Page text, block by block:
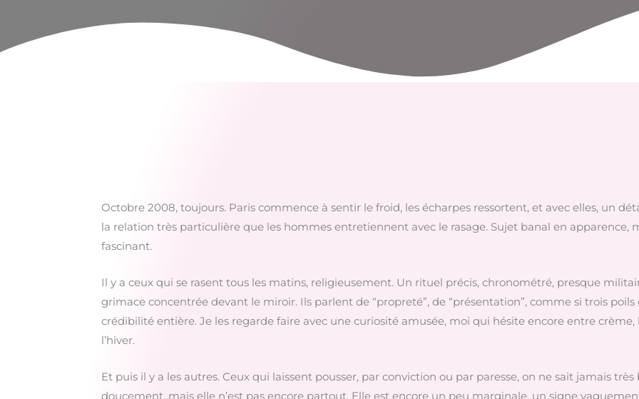
Octobre 2008, toujours. Paris commence à sentir le froid, les écharpes ressortent, et avec elles, un
la relation très particulière que les hommes entretiennent avec le rasage. Sujet banal en apparence,
fascinant.
Il y a ceux qui se rasent tous les matins, religieusement. Un rituel précis, chronométré, presque
grimace concentrée devant le miroir. Ils parlent de “propreté”, de “présentation”, comme si trois
crédibilité entière. Je les regarde faire avec une curiosité amusée, moi qui hésite encore entre
l’hiver.
Et puis il y a les autres. Ceux qui laissent pousser, par conviction ou par paresse, on ne sait jamais
doucement, mais elle n’est pas encore partout. Elle est encore un peu marginale, un signe